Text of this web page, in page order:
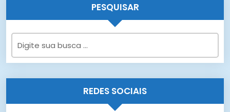
PESQUISAR
REDES SOCIAIS